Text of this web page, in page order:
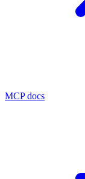
MCP docs